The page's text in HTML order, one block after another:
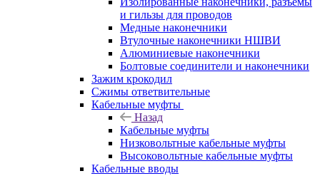
и гильзы для проводов
Медные наконечники
Втулочные наконечники НШВИ
Алюминиевые наконечники
Болтовые соединители и наконечники
Зажим крокодил
Сжимы ответвительные
Кабельные муфты
Назад
Кабельные муфты
Низковольтные кабельные муфты
Высоковольтные кабельные муфты
Кабельные вводы